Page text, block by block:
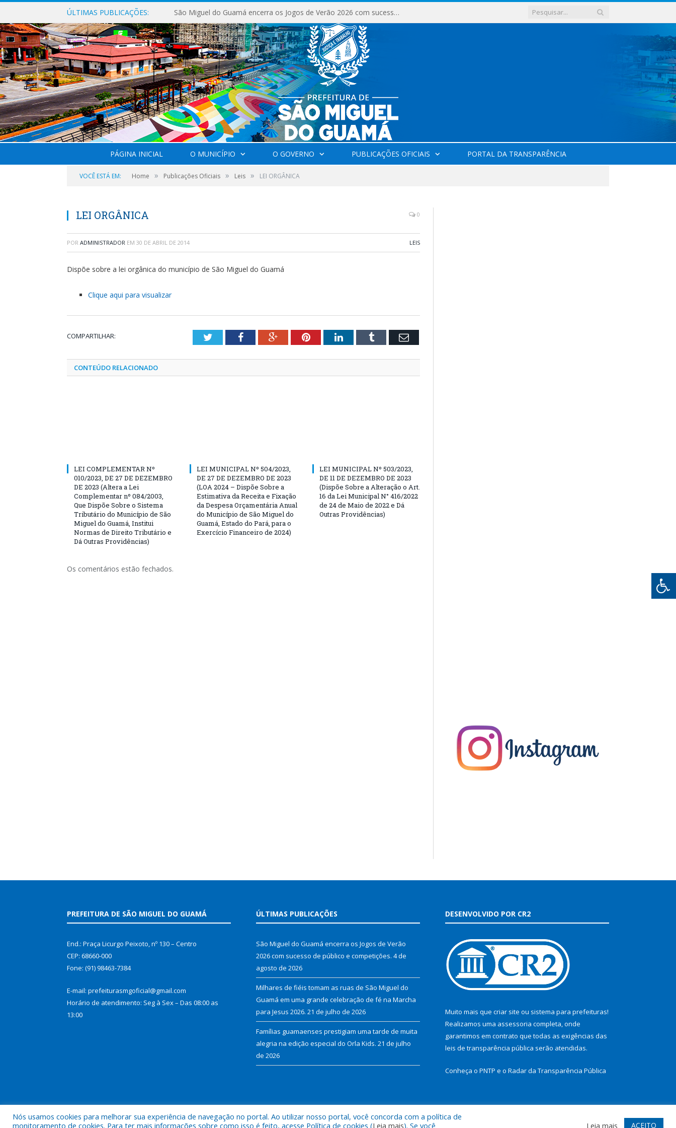
ÚLTIMAS PUBLICAÇÕES: São Miguel do Guamá encerra os Jogos de Verão 2026 com sucesso de público e competições.
PÁGINA INICIAL O MUNICÍPIO O GOVERNO PUBLICAÇÕES OFICIAIS PORTAL DA TRANSPARÊNCIA
VOCÊ ESTÁ EM: Home » Publicações Oficiais » Leis » LEI ORGÂNICA
LEI ORGÂNICA 0
POR ADMINISTRADOR EM 30 DE ABRIL DE 2014 LEIS
Dispõe sobre a lei orgânica do município de São Miguel do Guamá
Clique aqui para visualizar
COMPARTILHAR: TwitterFacebookGoogle+PinterestLinkedInTumblr Email
CONTEÚDO RELACIONADO
LEI COMPLEMENTAR Nº
010/2023, DE 27 DE DEZEMBRO
DE 2023 (Altera a Lei
Complementar nº 084/2003,
Que Dispõe Sobre o Sistema
Tributário do Município de São
Miguel do Guamá, Institui
Normas de Direito Tributário e
Dá Outras Providências)
LEI MUNICIPAL Nº 504/2023,
DE 27 DE DEZEMBRO DE 2023
(LOA 2024 – Dispõe Sobre a
Estimativa da Receita e Fixação
da Despesa Orçamentária Anual
do Município de São Miguel do
Guamá, Estado do Pará, para o
Exercício Financeiro de 2024)
LEI MUNICIPAL Nº 503/2023,
DE 11 DE DEZEMBRO DE 2023
(Dispõe Sobre a Alteração o Art.
16 da Lei Municipal N° 416/2022
de 24 de Maio de 2022 e Dá
Outras Providências)
Os comentários estão fechados.
PREFEITURA DE SÃO MIGUEL DO GUAMÁ
End.: Praça Licurgo Peixoto, nº 130 – Centro
CEP: 68660-000
Fone: (91) 98463-7384
E-mail: prefeiturasmgoficial@gmail.com
Horário de atendimento: Seg à Sex – Das 08:00 as
13:00
ÚLTIMAS PUBLICAÇÕES
São Miguel do Guamá encerra os Jogos de Verão
2026 com sucesso de público e competições. 4 de
agosto de 2026
Milhares de fiéis tomam as ruas de São Miguel do
Guamá em uma grande celebração de fé na Marcha
para Jesus 2026. 21 de julho de 2026
Famílias guamaenses prestigiam uma tarde de muita
alegria na edição especial do Orla Kids. 21 de julho
de 2026
DESENVOLVIDO POR CR2
Muito mais que criar site ou sistema para prefeituras!
Realizamos uma assessoria completa, onde
garantimos em contrato que todas as exigências das
leis de transparência pública serão atendidas.
Conheça o PNTP e o Radar da Transparência Pública
Todos os direitos reservados a Prefeitura Municipal de São Miguel do Guamá. Mapa do Site Acessar Webmail
Nós usamos cookies para melhorar sua experiência de navegação no portal. Ao utilizar nosso portal, você concorda com a política de
monitoramento de cookies. Para ter mais informações sobre como isso é feito, acesse Política de cookies (Leia mais). Se você Leia mais ACEITO